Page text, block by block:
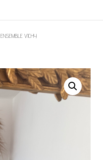
ENSEMBLE VICHY